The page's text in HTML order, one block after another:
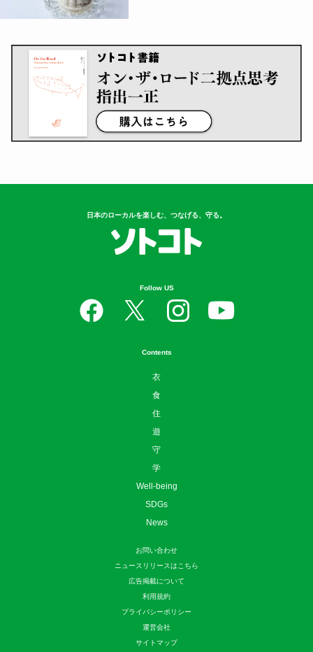
日本のローカルを楽しむ、つなげる、守る。
Follow US
Contents
衣
食
住
遊
守
学
Well-being
SDGs
News
お問い合わせ
ニュースリリースはこちら
広告掲載について
利用規約
プライバシーポリシー
運営会社
サイトマップ